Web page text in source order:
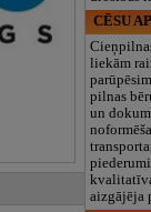
CĒSU
liekām
pilnas
un
aizgājēja